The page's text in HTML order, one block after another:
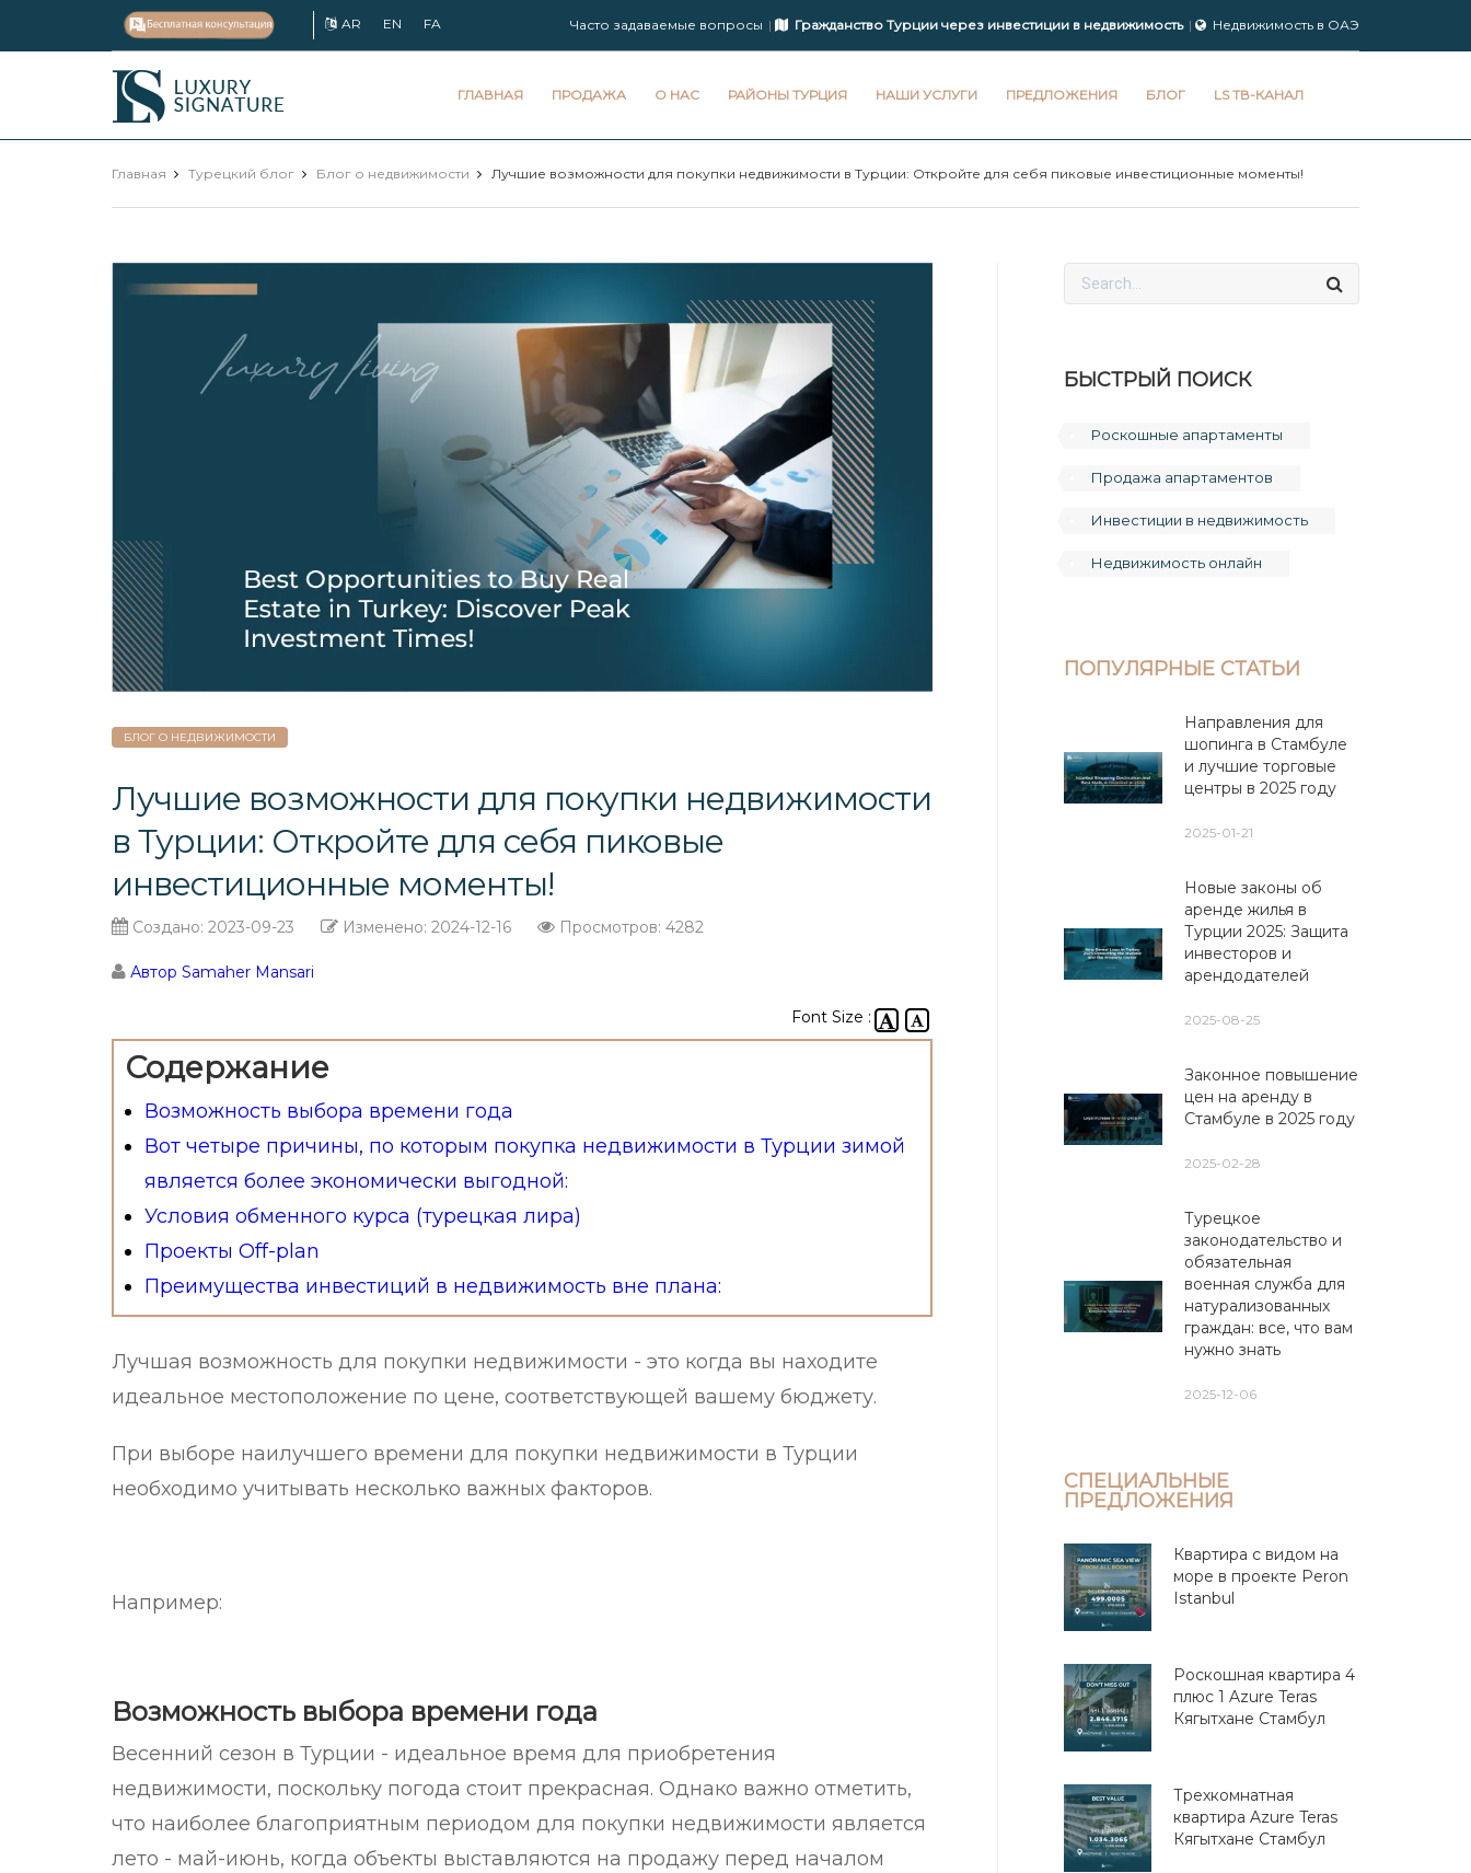
AR EN FA Часто задаваемые вопросы Гражданство Турции через инвестиции в недвижимость Недвижимость в ОАЭ
Luxury
Signature
ГЛАВНАЯ ПРОДАЖА О НАС РАЙОНЫ ТУРЦИЯ НАШИ УСЛУГИ ПРЕДЛОЖЕНИЯ БЛОГ LS ТВ-КАНАЛ
Главная Турецкий блог Блог о недвижимости Лучшие возможности для покупки недвижимости в Турции: Откройте для себя пиковые инвестиционные моменты!
БЛОГ О НЕДВИЖИМОСТИ
Лучшие возможности для покупки недвижимости
в Турции: Откройте для себя пиковые
инвестиционные моменты!
Создано: 2023-09-23 Изменено: 2024-12-16 Просмотров: 4282
Автор Samaher Mansari
Font Size :
Содержание
Возможность выбора времени года
Вот четыре причины, по которым покупка недвижимости в Турции зимой
является более экономически выгодной:
Условия обменного курса (турецкая лира)
Проекты Off-plan
Преимущества инвестиций в недвижимость вне плана:
Лучшая возможность для покупки недвижимости - это когда вы находите
идеальное местоположение по цене, соответствующей вашему бюджету.
При выборе наилучшего времени для покупки недвижимости в Турции
необходимо учитывать несколько важных факторов.
Например:
Возможность выбора времени года
Весенний сезон в Турции - идеальное время для приобретения
недвижимости, поскольку погода стоит прекрасная. Однако важно отметить,
что наиболее благоприятным периодом для покупки недвижимости является
лето - май-июнь, когда объекты выставляются на продажу перед началом
БЫСТРЫЙ ПОИСК
Роскошные апартаменты
Продажа апартаментов
Инвестиции в недвижимость
Недвижимость онлайн
ПОПУЛЯРНЫЕ СТАТЬИ
Направления для
шопинга в Стамбуле
и лучшие торговые
центры в 2025 году
2025-01-21
Новые законы об
аренде жилья в
Турции 2025: Защита
инвесторов и
арендодателей
2025-08-25
Законное повышение
цен на аренду в
Стамбуле в 2025 году
2025-02-28
Турецкое
законодательство и
обязательная
военная служба для
натурализованных
граждан: все, что вам
нужно знать
2025-12-06
СПЕЦИАЛЬНЫЕ
ПРЕДЛОЖЕНИЯ
Квартира с видом на
море в проекте Peron
Istanbul
Роскошная квартира 4
плюс 1 Azure Teras
Кягытхане Стамбул
Трехкомнатная
квартира Azure Teras
Кягытхане Стамбул